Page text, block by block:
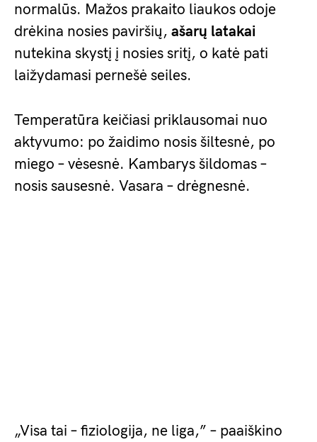
normalūs. Mažos prakaito liaukos odoje
drėkina nosies paviršių, ašarų latakai
nutekina skystį į nosies sritį, o katė pati
laižydamasi pernešė seiles.
Temperatūra keičiasi priklausomai nuo
aktyvumo: po žaidimo nosis šiltesnė, po
miego – vėsesnė. Kambarys šildomas –
nosis sausesnė. Vasara – drėgnesnė.
„Visa tai – fiziologija, ne liga,” – paaiškino